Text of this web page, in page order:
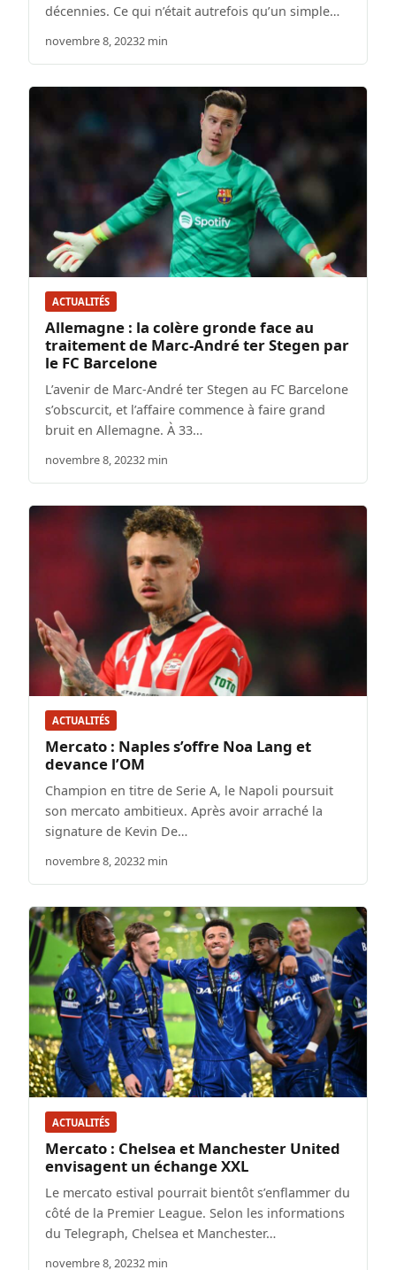
décennies. Ce qui n’était autrefois qu’un simple…
novembre 8, 20232 min
ACTUALITÉS
Allemagne : la colère gronde face au
traitement de Marc-André ter Stegen par
le FC Barcelone
L’avenir de Marc-André ter Stegen au FC Barcelone
s’obscurcit, et l’affaire commence à faire grand
bruit en Allemagne. À 33…
novembre 8, 20232 min
ACTUALITÉS
Mercato : Naples s’offre Noa Lang et
devance l’OM
Champion en titre de Serie A, le Napoli poursuit
son mercato ambitieux. Après avoir arraché la
signature de Kevin De…
novembre 8, 20232 min
ACTUALITÉS
Mercato : Chelsea et Manchester United
envisagent un échange XXL
Le mercato estival pourrait bientôt s’enflammer du
côté de la Premier League. Selon les informations
du Telegraph, Chelsea et Manchester…
novembre 8, 20232 min